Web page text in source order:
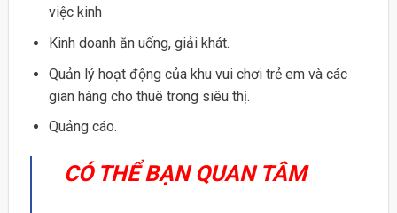
việc kinh
Kinh doanh ăn uống, giải khát.
Quản lý hoạt động của khu vui chơi trẻ em và các
gian hàng cho thuê trong siêu thị.
Quảng cáo.
CÓ THỂ BẠN QUAN TÂM